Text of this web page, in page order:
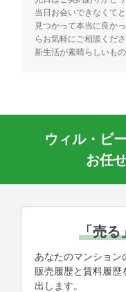
当日お会いできなくて
見つかって本当に良か
らお気軽にご相談くださ
新生活が素晴らしいも
ウィル・ビ
お任
「売る
あなたのマンション
販売履歴と賃料履歴
出します。